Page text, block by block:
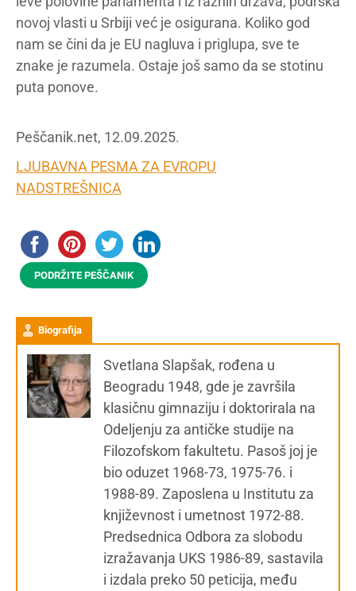
novoj vlasti u Srbiji već je osigurana. Koliko god
nam se čini da je EU nagluva i priglupa, sve te
znake je razumela. Ostaje još samo da se stotinu
puta ponove.
Peščanik.net, 12.09.2025.
LJUBAVNA PESMA ZA EVROPU
NADSTREŠNICA
PODRŽITE PEŠČANIK
Biografija
Svetlana Slapšak, rođena u
Beogradu 1948, gde je završila
klasičnu gimnaziju i doktorirala na
Odeljenju za antičke studije na
Filozofskom fakultetu. Pasoš joj je
bio oduzet 1968-73, 1975-76. i
1988-89. Zaposlena u Institutu za
književnost i umetnost 1972-88.
Predsednica Odbora za slobodu
izražavanja UKS 1986-89, sastavila
i izdala preko 50 peticija, među